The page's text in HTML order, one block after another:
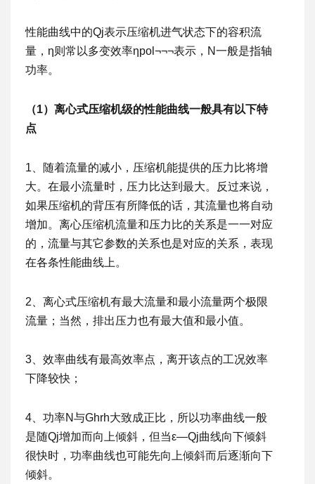
性能曲线中的Qj表示压缩机进气状态下的容积流
量，η则常以多变效率ηpol¬¬¬表示，N一般是指轴
功率。
（1）离心式压缩机级的性能曲线一般具有以下特
点
1、随着流量的减小，压缩机能提供的压力比将增
大。在最小流量时，压力比达到最大。反过来说，
如果压缩机的背压有所降低的话，其流量也将自动
增加。离心压缩机流量和压力比的关系是一一对应
的，流量与其它参数的关系也是对应的关系，表现
在各条性能曲线上。
2、离心式压缩机有最大流量和最小流量两个极限
流量；当然，排出压力也有最大值和最小值。
3、效率曲线有最高效率点，离开该点的工况效率
下降较快；
4、功率N与Ghrh大致成正比，所以功率曲线一般
是随Qj增加而向上倾斜，但当ε—Qj曲线向下倾斜
很快时，功率曲线也可能先向上倾斜而后逐渐向下
倾斜。